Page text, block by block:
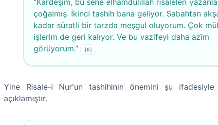
çoğalmış. İkinci tashih bana geliyor. Sabahtan
kadar süratli bir tarzda meşgul oluyorum. Çok
işlerim de geri kalıyor. Ve bu vazifeyi daha azîm
görüyorum.”
[6]
Yine Risale-i Nur'un tashihinin önemini şu ifadesiyle
açıklamıştır.